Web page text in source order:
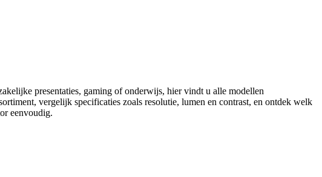
presentaties, gaming of onderwijs, hier vindt u alle modellen
vergelijk specificaties zoals resolutie, lumen en contrast, en ontdek welk
eenvoudig.